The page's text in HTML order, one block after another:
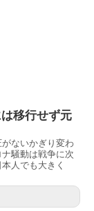
移行せず元
ないかぎり変わ
騒動は戦争に次
人でも大きく